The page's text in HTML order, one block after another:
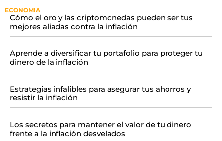
ECONOMIA
Cómo el oro y las criptomonedas pueden ser tus
mejores aliadas contra la inflación
Aprende a diversificar tu portafolio para proteger tu
dinero de la inflación
Estrategias infalibles para asegurar tus ahorros y
resistir la inflación
Los secretos para mantener el valor de tu dinero
frente a la inflación desvelados